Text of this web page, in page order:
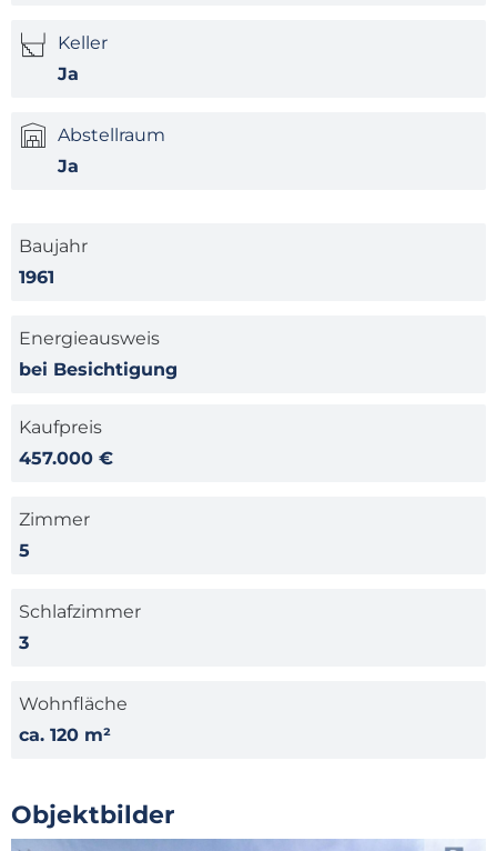
Keller
Ja
Abstellraum
Ja
Baujahr
1961
Energieausweis
bei Besichtigung
Kaufpreis
457.000 €
Zimmer
5
Schlafzimmer
3
Wohnfläche
ca. 120 m²
Objektbilder